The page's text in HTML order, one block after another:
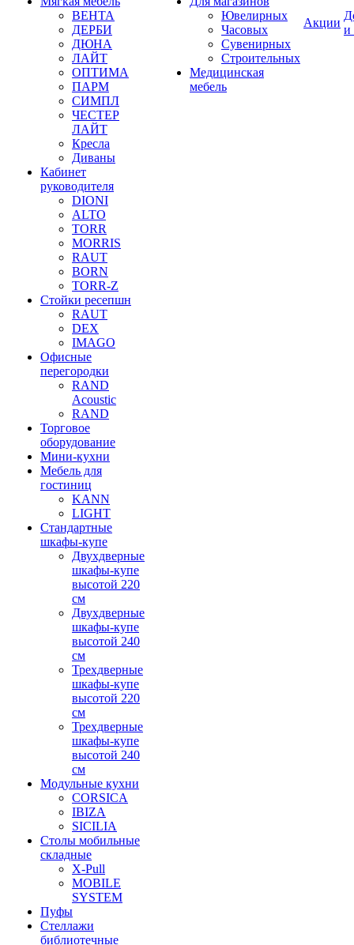
ВЕНТА
ДЕРБИ
ДЮНА
ЛАЙТ
ОПТИМА
ПАРМ
СИМПЛ
ЧЕСТЕР
ЛАЙТ
Кресла
Диваны
Кабинет
руководителя
DIONI
ALTO
TORR
MORRIS
RAUT
BORN
TORR-Z
Стойки ресепшн
RAUT
DEX
IMAGO
Офисные
перегородки
RAND
Acoustic
RAND
Торговое
оборудование
Мини-кухни
Мебель для
гостиниц
KANN
LIGHT
Стандартные
шкафы-купе
Двухдверные
шкафы-купе
высотой 220
см
Двухдверные
шкафы-купе
высотой 240
см
Трехдверные
шкафы-купе
высотой 220
см
Трехдверные
шкафы-купе
высотой 240
см
Модульные кухни
CORSICA
IBIZA
SICILIA
Столы мобильные
складные
X-Pull
MOBILE
SYSTEM
Пуфы
Стеллажи
библиотечные
Ювелирных
Часовых
Сувенирных
Строительных
Медицинская
мебель
Акции
и